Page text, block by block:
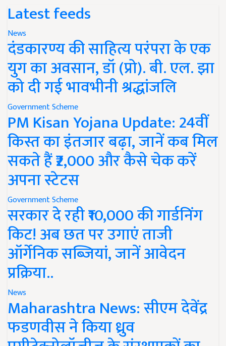
Latest feeds
News
दंडकारण्य की साहित्य परंपरा के एक
युग का अवसान, डॉ (प्रो). बी. एल. झा
को दी गई भावभीनी श्रद्धांजलि
Government Scheme
PM Kisan Yojana Update: 24वीं
किस्त का इंतजार बढ़ा, जानें कब मिल
सकते हैं ₹2,000 और कैसे चेक करें
अपना स्टेटस
Government Scheme
सरकार दे रही ₹10,000 की गार्डनिंग
किट! अब छत पर उगाएं ताजी
ऑर्गेनिक सब्जियां, जानें आवेदन
प्रक्रिया..
News
Maharashtra News: सीएम देवेंद्र
फडणवीस ने किया ध्रुव